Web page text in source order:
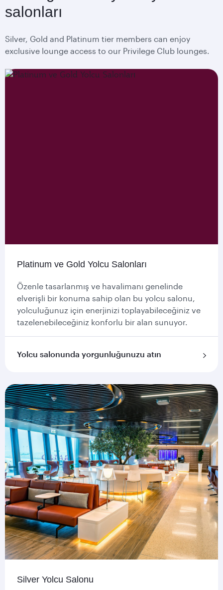
salonları
Silver, Gold and Platinum tier members can enjoy
exclusive lounge access to our Privilege Club lounges.
Platinum ve Gold Yolcu Salonları
Özenle tasarlanmış ve havalimanı genelinde
elverişli bir konuma sahip olan bu yolcu salonu,
yolculuğunuz için enerjinizi toplayabileceğiniz ve
tazelenebileceğiniz konforlu bir alan sunuyor.
Yolcu salonunda yorgunluğunuzu atın
Silver Yolcu Salonu